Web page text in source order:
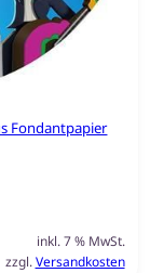
Fondantpapier
inkl. 7 % MwSt.
zzgl.Versandkosten